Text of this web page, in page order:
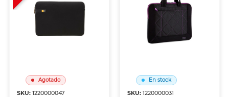
Agotado
SKU:1220000047
En stock
SKU: 1220000031